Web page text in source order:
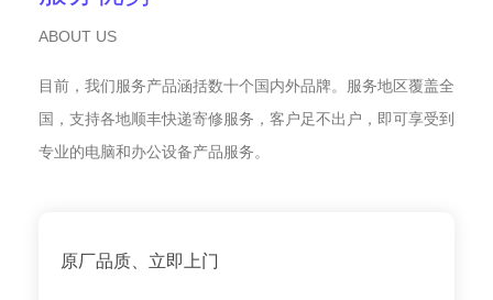
ABOUT US
目前，我们服务产品涵括数十个国内外品牌。服务地区覆盖全
国，支持各地顺丰快递寄修服务，客户足不出户，即可享受到
专业的电脑和办公设备产品服务。
原厂品质、立即上门